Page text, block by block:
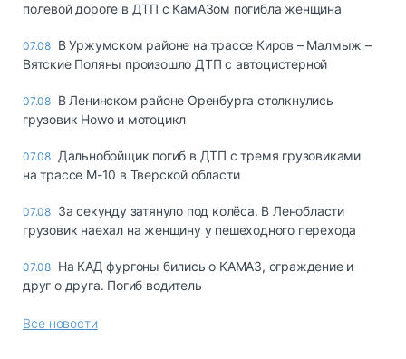
полевой дороге в ДТП с КамАЗом погибла женщина
07.08 В Уржумском районе на трассе Киров – Малмыж –
Вятские Поляны произошло ДТП с автоцистерной
07.08 В Ленинском районе Оренбурга столкнулись
грузовик Howo и мотоцикл
07.08 Дальнобойщик погиб в ДТП с тремя грузовиками
на трассе М-10 в Тверской области
07.08 За секунду затянуло под колёса. В Ленобласти
грузовик наехал на женщину у пешеходного перехода
07.08 На КАД фургоны бились о КАМАЗ, ограждение и
друг о друга. Погиб водитель
Все новости